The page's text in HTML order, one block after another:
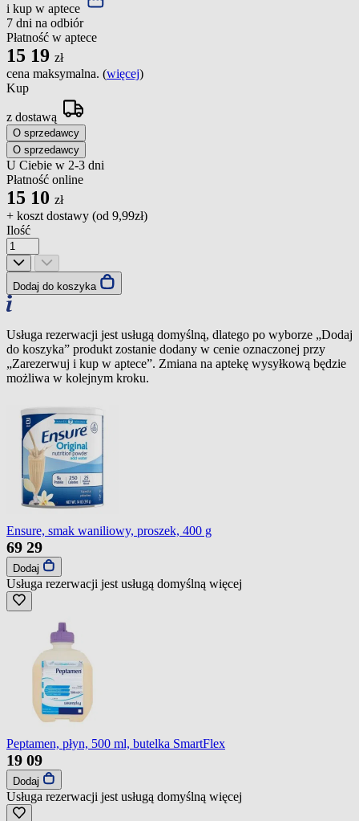
i kup w aptece
7 dni na odbiór
Płatność w aptece
15 19 zł
cena maksymalna. (więcej)
Kup
z dostawą
O sprzedawcy
O sprzedawcy
U Ciebie w 2-3 dni
Płatność online
15 10 zł
+ koszt dostawy (od 9,99zł)
Ilość
Dodaj do koszyka
Usługa rezerwacji jest usługą domyślną, dlatego po wyborze „Dodaj
do koszyka” produkt zostanie dodany w cenie oznaczonej przy
„Zarezerwuj i kup w aptece”. Zmiana na aptekę wysyłkową będzie
możliwa w kolejnym kroku.
Ensure, smak waniliowy, proszek, 400 g
69 29
Dodaj
Usługa rezerwacji jest usługą domyślną więcej
Peptamen, płyn, 500 ml, butelka SmartFlex
19 09
Dodaj
Usługa rezerwacji jest usługą domyślną więcej